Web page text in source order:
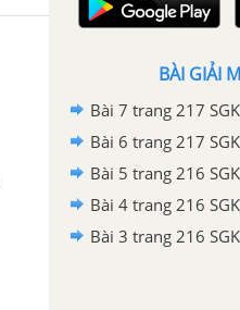
BÀI GIẢI